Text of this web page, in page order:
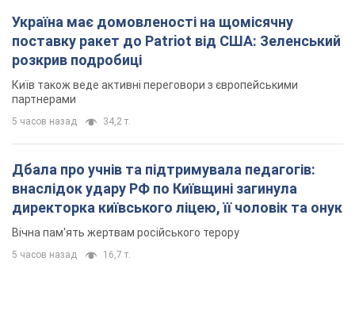
Україна має домовленості на щомісячну
поставку ракет до Patriot від США: Зеленський
розкрив подробиці
Київ також веде активні переговори з європейськими
партнерами
5 часов назад 34,2 т.
Дбала про учнів та підтримувала педагогів:
внаслідок удару РФ по Київщині загинула
директорка київського ліцею, її чоловік та онук
Вічна пам'ять жертвам російського терору
5 часов назад 16,7 т.